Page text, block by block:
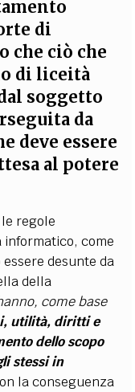
di
che ciò che
di liceità
soggetto
da
deve essere
al potere
regole
informatico, come
desunte da
della
come base
utilità, diritti e
dello scopo
stessi in
la conseguenza